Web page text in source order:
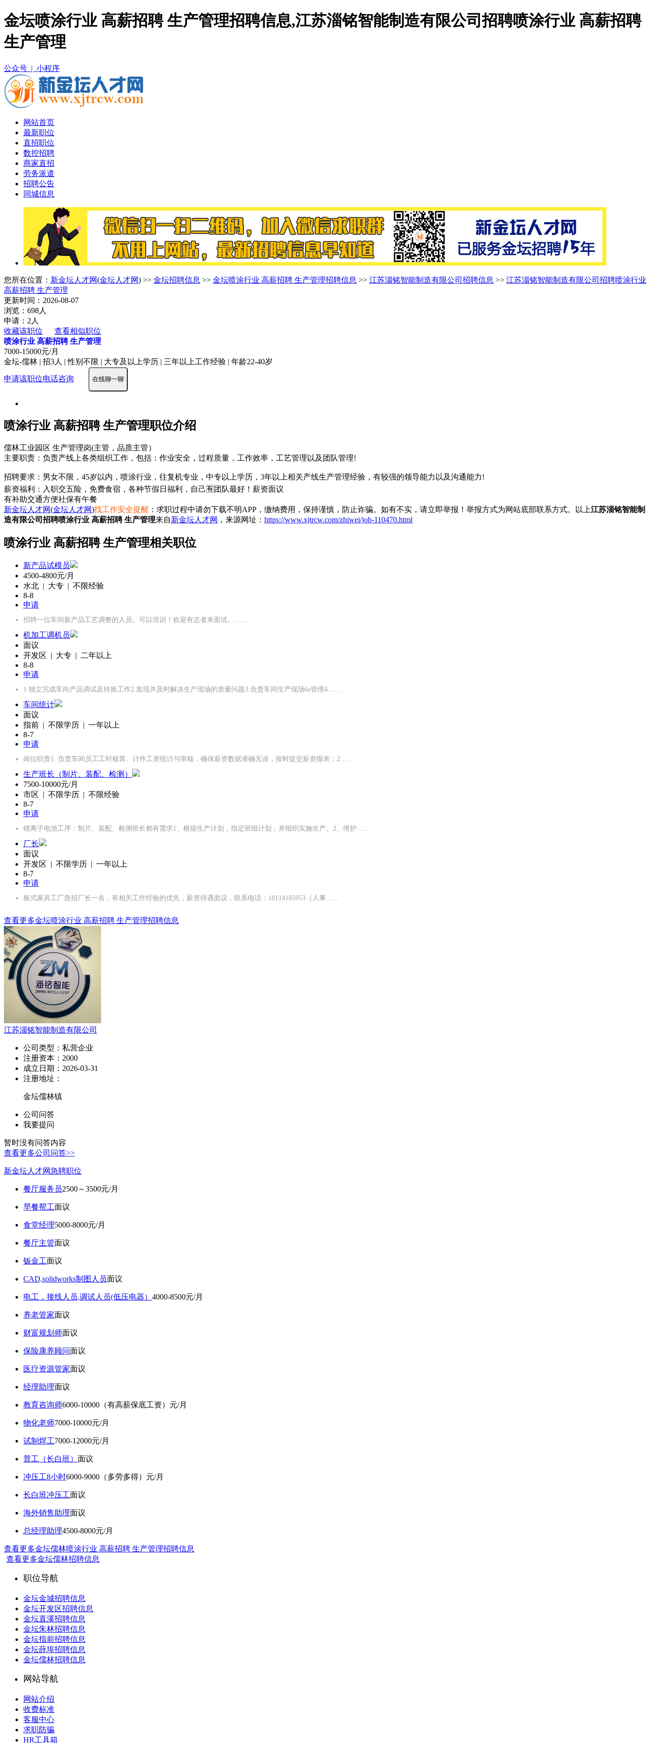
金坛喷涂行业 高薪招聘 生产管理招聘信息,江苏淄铭智能制造有限公司招聘喷涂行业 高薪招聘
生产管理
公众号 | 小程序
网站首页
最新职位
直招职位
数控招聘
商家直招
劳务派遣
招聘公告
同城信息
您所在位置： 新金坛人才网(金坛人才网) >> 金坛招聘信息 >> 金坛喷涂行业 高薪招聘 生产管理招聘信息 >> 江苏淄铭智能制造有限公司招聘信息 >> 江苏淄铭智能制造有限公司招聘喷涂行业
高薪招聘 生产管理
更新时间：2026-08-07
浏览：698人
申请：2人
收藏该职位
查看相似职位
喷涂行业 高薪招聘 生产管理
7000-15000元/月
金坛-儒林 | 招3人 | 性别不限 | 大专及以上学历 | 三年以上工作经验 | 年龄22-40岁
申请该职位电话咨询 在线聊一聊
喷涂行业 高薪招聘 生产管理职位介绍
儒林工业园区 生产管理岗(主管，品质主管）
主要职责：负责产线上各类组织工作，包括：作业安全，过程质量，工作效率，工艺管理以及团队管理!
招聘要求：男女不限，45岁以内，喷涂行业，往复机专业，中专以上学历，3年以上相关产线生产管理经验，有较强的领导能力以及沟通能力!
薪资福利：入职交五险，免费食宿，各种节假日福利，自己🈶️团队最好！薪资面议
有补助交通方便社保有午餐
新金坛人才网(金坛人才网)找工作安全提醒 ：求职过程中请勿下载不明APP，缴纳费用，保持谨慎，防止诈骗。如有不实，请立即举报！举报方式为网站底部联系方式。以上江苏淄铭智能制
造有限公司招聘喷涂行业 高薪招聘 生产管理来自新金坛人才网 ，来源网址： https://www.xjtrcw.com/zhiwei/job-110470.html
喷涂行业 高薪招聘 生产管理相关职位
新产品试模员
4500-4800元/月
水北 | 大专 | 不限经验
8-8
申请
招聘一位车间新产品工艺调整的人员。可以培训！欢迎有志者来面试。……
机加工调机员
面议
开发区 | 大专 | 二年以上
8-8
申请
1.独立完成车向产品调试及转换工作2.发现并及时解决生产现场的质量问题3.负责车间生产现场6s管理4……
车间统计
面议
指前 | 不限学历 | 一年以上
8-7
申请
岗位职责1. 负责车间员工工时核算、计件工资统计与审核，确保薪资数据准确无误，按时提交薪资报表；​2……
生产班长（制片、装配、检测）
7500-10000元/月
市区 | 不限学历 | 不限经验
8-7
申请
锂离子电池工序：制片、装配、检测班长都有需求1、根据生产计划，指定班组计划，并组织实施生产。2、维护……
厂长
面议
开发区 | 不限学历 | 一年以上
8-7
申请
板式家具工厂急招厂长一名，有相关工作经验的优先，薪资待遇面议，联系电话：18114185953（人事……
查看更多金坛喷涂行业 高薪招聘 生产管理招聘信息
江苏淄铭智能制造有限公司
公司类型： 私营企业
注册资本： 2000
成立日期： 2026-03-31
注册地址：
金坛儒林镇
公司问答
我要提问
暂时没有问答内容
查看更多公司问答>>
新金坛人才网急聘职位
餐厅服务员2500～3500元/月
早餐帮工面议
食堂经理5000-8000元/月
餐厅主管面议
钣金工面议
CAD,solidworks制图人员面议
电工，接线人员,调试人员(低压电器） 4000-8500元/月
养老管家面议
财富规划师面议
保险康养顾问面议
医疗资源管家面议
经理助理面议
教育咨询师6000-10000（有高薪保底工资）元/月
物化老师7000-10000元/月
试制焊工7000-12000元/月
普工（长白班） 面议
冲压工8小时6000-9000（多劳多得）元/月
长白班冲压工面议
海外销售助理面议
总经理助理4500-8000元/月
查看更多金坛儒林喷涂行业 高薪招聘 生产管理招聘信息
查看更多金坛儒林招聘信息
职位导航
金坛金城招聘信息
金坛开发区招聘信息
金坛直溪招聘信息
金坛朱林招聘信息
金坛指前招聘信息
金坛薛埠招聘信息
金坛儒林招聘信息
网站导航
网站介绍
收费标准
客服中心
求职防骗
HR工具箱